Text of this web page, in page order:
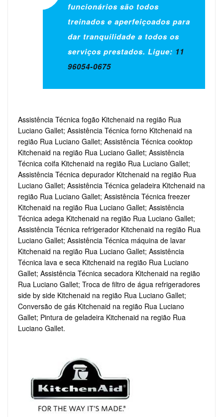
funcionários são todos
treinados e aperfeiçoados para
dar tranquilidade a todos os
serviços prestados. Ligue: 11
96054-0675
Assistência Técnica fogão Kitchenaid na região Rua
Luciano Gallet; Assistência Técnica forno Kitchenaid na
região Rua Luciano Gallet; Assistência Técnica cooktop
Kitchenaid na região Rua Luciano Gallet; Assistência
Técnica coifa Kitchenaid na região Rua Luciano Gallet;
Assistência Técnica depurador Kitchenaid na região Rua
Luciano Gallet; Assistência Técnica geladeira Kitchenaid na
região Rua Luciano Gallet; Assistência Técnica freezer
Kitchenaid na região Rua Luciano Gallet; Assistência
Técnica adega Kitchenaid na região Rua Luciano Gallet;
Assistência Técnica refrigerador Kitchenaid na região Rua
Luciano Gallet; Assistência Técnica máquina de lavar
Kitchenaid na região Rua Luciano Gallet; Assistência
Técnica lava e seca Kitchenaid na região Rua Luciano
Gallet; Assistência Técnica secadora Kitchenaid na região
Rua Luciano Gallet; Troca de filtro de água refrigeradores
side by side Kitchenaid na região Rua Luciano Gallet;
Conversão de gás Kitchenaid na região Rua Luciano
Gallet; Pintura de geladeira Kitchenaid na região Rua
Luciano Gallet.